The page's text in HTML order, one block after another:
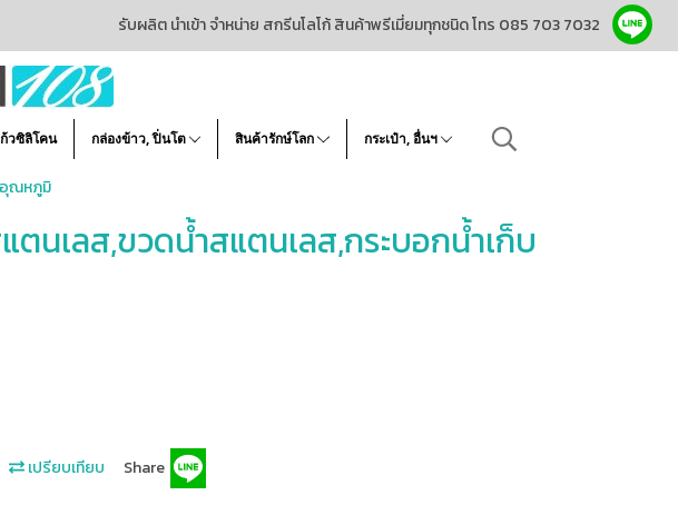
รับผลิต นำเข้า จำหน่าย สกรีนโลโก้ สินค้าพรีเมี่ยมทุกชนิด โทร 085 703 7032
วซิลิโคน กล่องข้าว, ปิ่นโต สินค้ารักษ์โลก กระเป๋า, อื่นฯ
อุณหภูมิ
ตนเลส,ขวดน้ำสแตนเลส,กระบอกน้ำเก็บ
เปรียบเทียบ Share